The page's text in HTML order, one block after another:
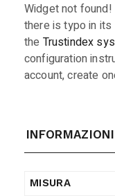
Widget not
there is typo in
the Trustindex
configuration
account, create
MISURA